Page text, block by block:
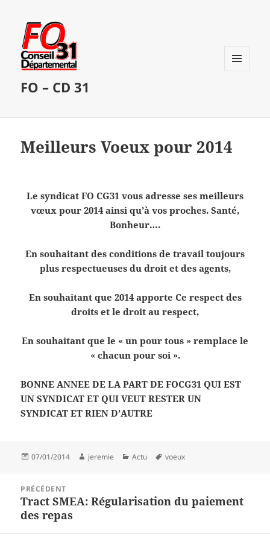
FO – CD 31
Meilleurs Voeux pour 2014
Le syndicat FO CG31 vous adresse ses meilleurs
vœux pour 2014 ainsi qu’à vos proches. Santé,
Bonheur….
En souhaitant des conditions de travail toujours
plus respectueuses du droit et des agents,
En souhaitant que 2014 apporte Ce respect des
droits et le droit au respect,
En souhaitant que le « un pour tous » remplace le
« chacun pour soi ».
BONNE ANNEE DE LA PART DE FOCG31 QUI EST
UN SYNDICAT ET QUI VEUT RESTER UN
SYNDICAT ET RIEN D’AUTRE
Publié
07/01/2014 Auteur
jeremie Catégories
Actu
Mots-
voeux
l’article
PRÉCÉDENT
Article
précédent :
Tract SMEA: Régularisation du paiement
des repas